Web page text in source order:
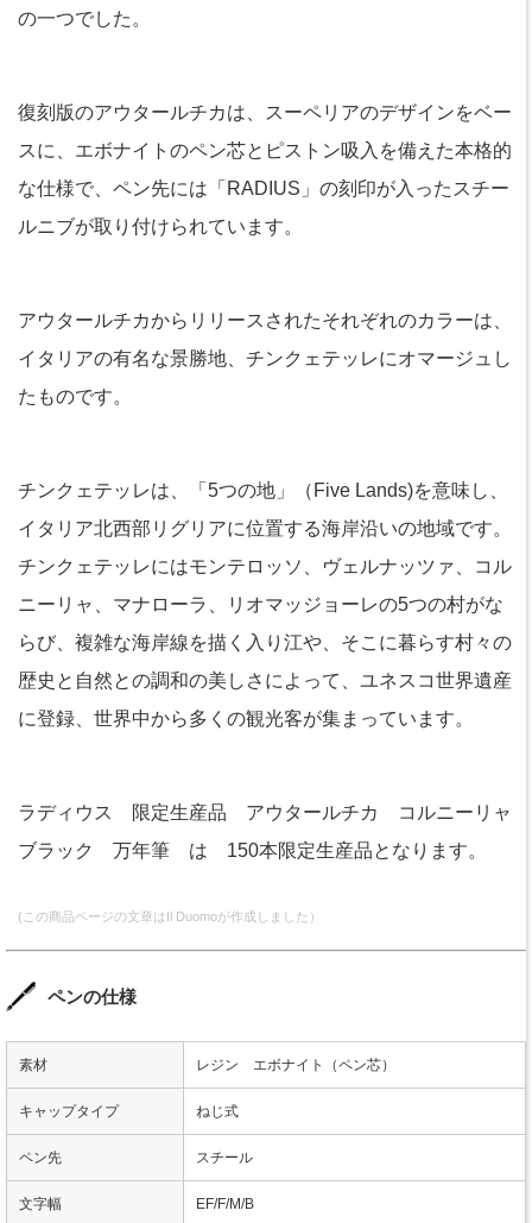
の一つでした。
復刻版のアウタールチカは、スーペリアのデザインをベー
スに、エボナイトのペン芯とピストン吸入を備えた本格的
な仕様で、ペン先には「RADIUS」の刻印が入ったスチー
ルニブが取り付けられています。
アウタールチカからリリースされたそれぞれのカラーは、
イタリアの有名な景勝地、チンクェテッレにオマージュし
たものです。
チンクェテッレは、「5つの地」（Five Lands)を意味し、
イタリア北西部リグリアに位置する海岸沿いの地域です。
チンクェテッレにはモンテロッソ、ヴェルナッツァ、コル
ニーリャ、マナローラ、リオマッジョーレの5つの村がな
らび、複雑な海岸線を描く入り江や、そこに暮らす村々の
歴史と自然との調和の美しさによって、ユネスコ世界遺産
に登録、世界中から多くの観光客が集まっています。
ラディウス 限定生産品 アウタールチカ コルニーリャ
ブラック 万年筆 は 150本限定生産品となります。
(この商品ページの文章はIl Duomoが作成しました）
ペンの仕様
素材 レジン エボナイト（ペン芯）
キャップタイプ ねじ式
ペン先 スチール
文字幅 EF/F/M/B